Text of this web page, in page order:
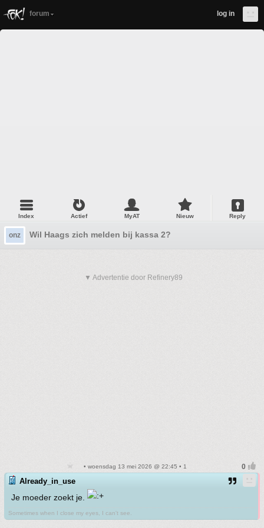
forum log in
Index Actief MyAT Nieuw Reply
onz Wil Haags zich melden bij kassa 2?
▼ Advertentie door Refinery89
• woensdag 13 mei 2026 @ 22:45 • 1
Already_in_use
Je moeder zoekt je.
Sometimes when I close my eyes, I can't see.